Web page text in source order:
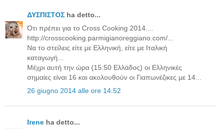
ΔΥΣΠΙΣΤΟΣ ha detto...
Ότι πρέπει για το Cross Cooking 2014....
http://crosscooking.parmigianoreggiano.com/...
Να το στείλεις είτε με Ελληνική, είτε με Ιταλική
καταγωγή...
Μέχρι αυτή την ώρα (15:50 Ελλάδος) οι Ελληνικές
σημαίες είναι 16 και ακολουθούν οι Γιαπωνέζικες με 14...
26 giugno 2014 alle ore 14:52
Irene ha detto...